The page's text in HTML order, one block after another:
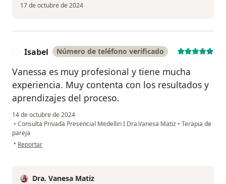
17 de octubre de 2024
Isabel Número de teléfono verificado
Vanessa es muy profesional y tiene mucha
experiencia. Muy contenta con los resultados y
aprendizajes del proceso.
14 de octubre de 2024
• Consulta Privada Presencial Medellin I Dra.Vanesa Matiz • Terapia de
pareja
• en opinión del usuario Isabel
Reportar
Dra. Vanesa Matiz